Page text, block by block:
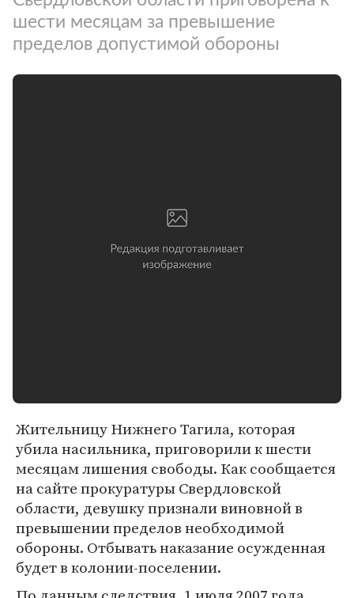
шести месяцам за превышение
пределов допустимой обороны
Жительницу Нижнего Тагила, которая
убила насильника, приговорили к шести
месяцам лишения свободы. Как сообщается
на сайте прокуратуры Свердловской
области, девушку признали виновной в
превышении пределов необходимой
обороны. Отбывать наказание осужденная
будет в колонии-поселении.